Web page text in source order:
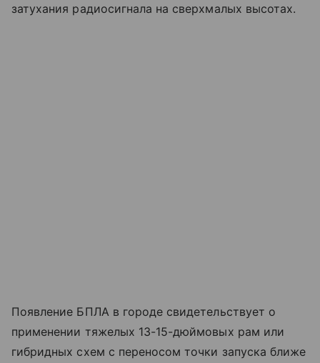
затухания радиосигнала на сверхмалых высотах.
Появление БПЛА в городе свидетельствует о
применении тяжелых 13-15-дюймовых рам или
гибридных схем с переносом точки запуска ближе